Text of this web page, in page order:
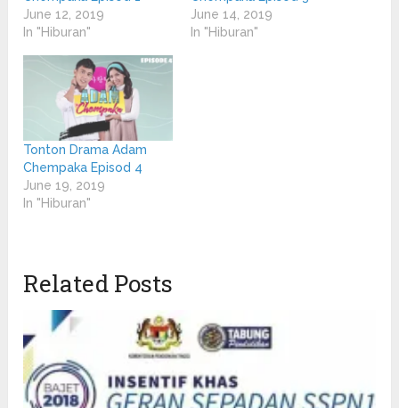
June 12, 2019
In "Hiburan"
June 14, 2019
In "Hiburan"
Tonton Drama Adam
Chempaka Episod 4
June 19, 2019
In "Hiburan"
Related Posts